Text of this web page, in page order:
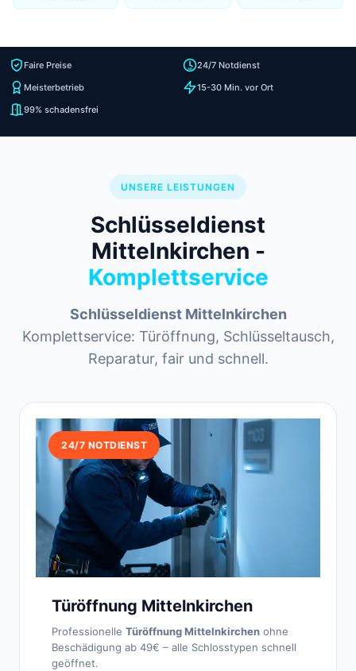
Faire Preise
24/7 Notdienst
Meisterbetrieb
15-30 Min. vor Ort
99% schadensfrei
UNSERE LEISTUNGEN
Schlüsseldienst
Mittelnkirchen -
Komplettservice
Schlüsseldienst Mittelnkirchen
Komplettservice: Türöffnung, Schlüsseltausch,
Reparatur, fair und schnell.
24/7 NOTDIENST
Türöffnung Mittelnkirchen
Professionelle Türöffnung Mittelnkirchen ohne
Beschädigung ab 49€ – alle Schlosstypen schnell
geöffnet.